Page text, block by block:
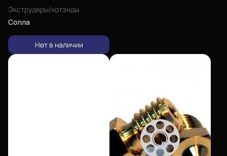
Экструдеры/хотэнды
Сопла
Нет в наличии